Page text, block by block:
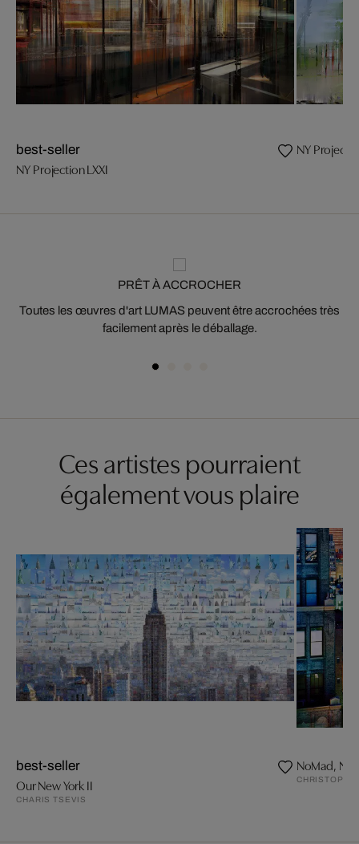
best-seller
NY Projection LXXI
NY
PRÊT À ACCROCHER
Toutes les œuvres d'art LUMAS peuvent être accrochées très
facilement après le déballage.
Ces artistes pourraient
également vous plaire
best-seller
Our New York II
CHARIS TSEVIS
NoMad,